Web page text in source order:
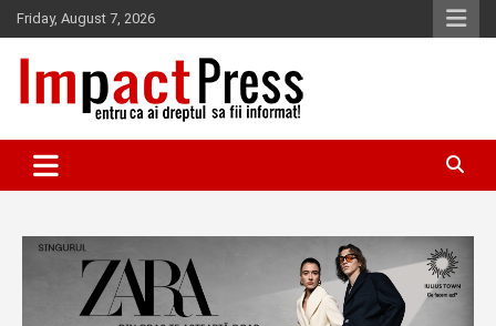
Skip
to
content
Friday, August 7, 2026
IMPACTPRESS